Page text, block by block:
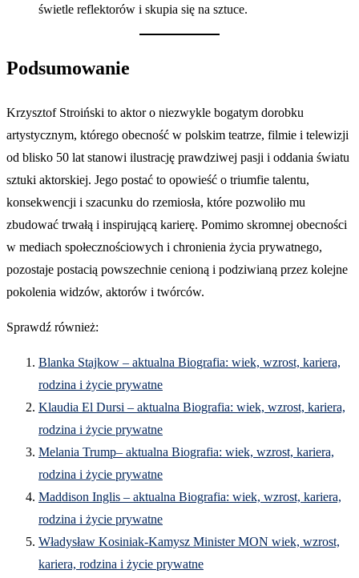
świetle reflektorów i skupia się na sztuce.
Podsumowanie
Krzysztof Stroiński to aktor o niezwykle bogatym dorobku
artystycznym, którego obecność w polskim teatrze, filmie i telewizji
od blisko 50 lat stanowi ilustrację prawdziwej pasji i oddania światu
sztuki aktorskiej. Jego postać to opowieść o triumfie talentu,
konsekwencji i szacunku do rzemiosła, które pozwoliło mu
zbudować trwałą i inspirującą karierę. Pomimo skromnej obecności
w mediach społecznościowych i chronienia życia prywatnego,
pozostaje postacią powszechnie cenioną i podziwianą przez kolejne
pokolenia widzów, aktorów i twórców.
Sprawdź również:
Blanka Stajkow – aktualna Biografia: wiek, wzrost, kariera,
rodzina i życie prywatne
Klaudia El Dursi – aktualna Biografia: wiek, wzrost, kariera,
rodzina i życie prywatne
Melania Trump– aktualna Biografia: wiek, wzrost, kariera,
rodzina i życie prywatne
Maddison Inglis – aktualna Biografia: wiek, wzrost, kariera,
rodzina i życie prywatne
Władysław Kosiniak-Kamysz Minister MON wiek, wzrost,
kariera, rodzina i życie prywatne